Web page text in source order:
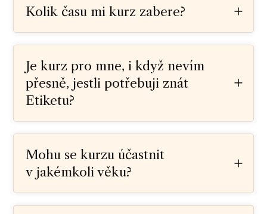
Kolik času mi kurz zabere?
Je kurz pro mne, i když nevím
přesně, jestli potřebuji znát
Etiketu?
Mohu se kurzu účastnit
v jakémkoli věku?